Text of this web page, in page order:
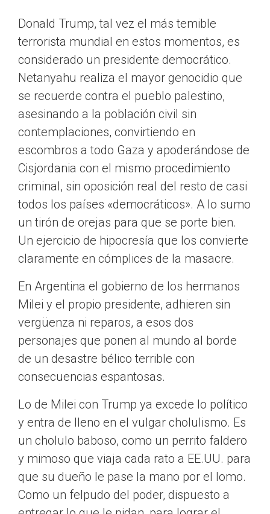
Donald Trump, tal vez el más temible
terrorista mundial en estos momentos, es
considerado un presidente democrático.
Netanyahu realiza el mayor genocidio que
se recuerde contra el pueblo palestino,
asesinando a la población civil sin
contemplaciones, convirtiendo en
escombros a todo Gaza y apoderándose de
Cisjordania con el mismo procedimiento
criminal, sin oposición real del resto de casi
todos los países «democráticos». A lo sumo
un tirón de orejas para que se porte bien.
Un ejercicio de hipocresía que los convierte
claramente en cómplices de la masacre.
En Argentina el gobierno de los hermanos
Milei y el propio presidente, adhieren sin
vergüenza ni reparos, a esos dos
personajes que ponen al mundo al borde
de un desastre bélico terrible con
consecuencias espantosas.
Lo de Milei con Trump ya excede lo político
y entra de lleno en el vulgar cholulismo. Es
un cholulo baboso, como un perrito faldero
y mimoso que viaja cada rato a EE.UU. para
que su dueño le pase la mano por el lomo.
Como un felpudo del poder, dispuesto a